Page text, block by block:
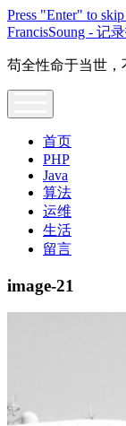
Press "Enter" to
FrancisSoung - 记
苟全性命于当世
首页
PHP
Java
算法
运维
生活
留言
image-21